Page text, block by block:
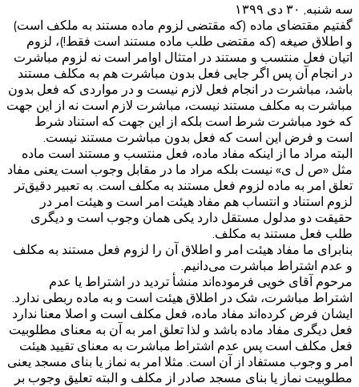
سه شنبه, ۳۰ دی ۱۳۹۹
گفتیم مقتضای ماده (که مقتضی لزوم ماده مستند به ملکف است)
و اطلاق صیغه (که مقتضی طلب ماده مستند است فقط!)، لزوم
اتیان فعل منتسب و مستند در امتثال اوامر است نه لزوم مباشرت
در انجام آن پس اگر جایی فعل بدون مباشرت هم به مکلف مستند
باشد، مباشرت در انجام فعل لازم نیست و در مواردی که فعل بدون
مباشرت به مکلف مستند نیست، مباشرت لازم است نه از این جهت
که خود مباشرت شرط است بلکه از این جهت که استناد شرط
است و فرض این است که فعل بدون مباشرت مستند نیست.
البته مراد ما از اینکه مفاد ماده، فعل منتسب و مستند است ماده
مثل «ص ل ی» نیست بلکه مراد ما در مقابل وجوب است یعنی مفاد
تعلق امر به ماده لزوم فعل مستند به مکلف است. به تعبیر دقیق‌تر
لزوم استناد و انتساب هم مفاد هیئت امر است و هیئت امر در
حقیقت دو مدلول مستقل دارد یکی همان وجوب است و دیگری
طلب فعل مستند به مکلف.
بنابرای ما مفاد هیئت امر و اطلاق آن را لزوم فعل مستند به مکلف
و عدم اشتراط مباشرت می‌دانیم.
مرحوم آقای خویی فرموده‌اند منشأ تردید در اشتراط یا عدم
اشتراط مباشرت، شک در اطلاق هیئت است و به ماده ربطی ندارد.
ایشان فرض کرده‌اند مفاد ماده، فعل مکلف است و اصلا معنا ندارد
فعل دیگری مفاد ماده باشد و لذا تعلق امر به آن به معنای مطلوبیت
فعل مکلف است پس عدم اشتراط مباشرت به معنای تقیید هیئت
امر و وجوب مستفاد از آن است. مثلا امر به نماز یا بنای مسجد یعنی
مطلوبیت نماز یا بنای مسجد صادر از مکلف و البته تعلیق وجوب بر